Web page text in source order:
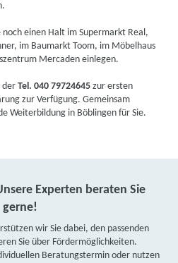
einen Halt im Supermarkt Real,
im Baumarkt Toom, im Möbelhaus
Mercaden einlegen.
derTel. 040 79724645 zur ersten
zur Verfügung. Gemeinsam
Weiterbildung in Böblingen für Sie.
Experten beraten Sie
gerne!
wir Sie dabei, den passenden
Sie über Fördermöglichkeiten.
Beratungstermin oder nutzen